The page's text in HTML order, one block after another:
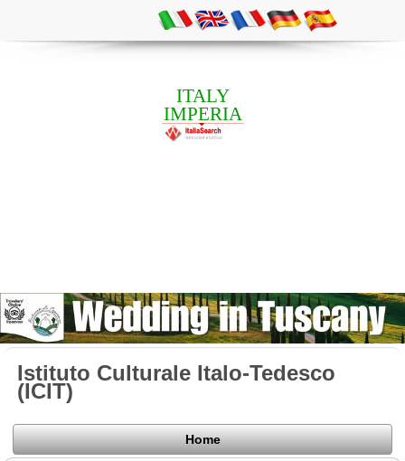
ITALY
IMPERIA
Istituto Culturale Italo-Tedesco
(ICIT)
Home